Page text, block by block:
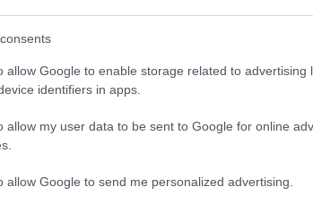
allow Google to enable storage related to advertising
identifiers in apps.
allow my user data to be sent to Google for online
allow Google to send me personalized advertising.
9 tējas, kas
centrā, pārējie ir